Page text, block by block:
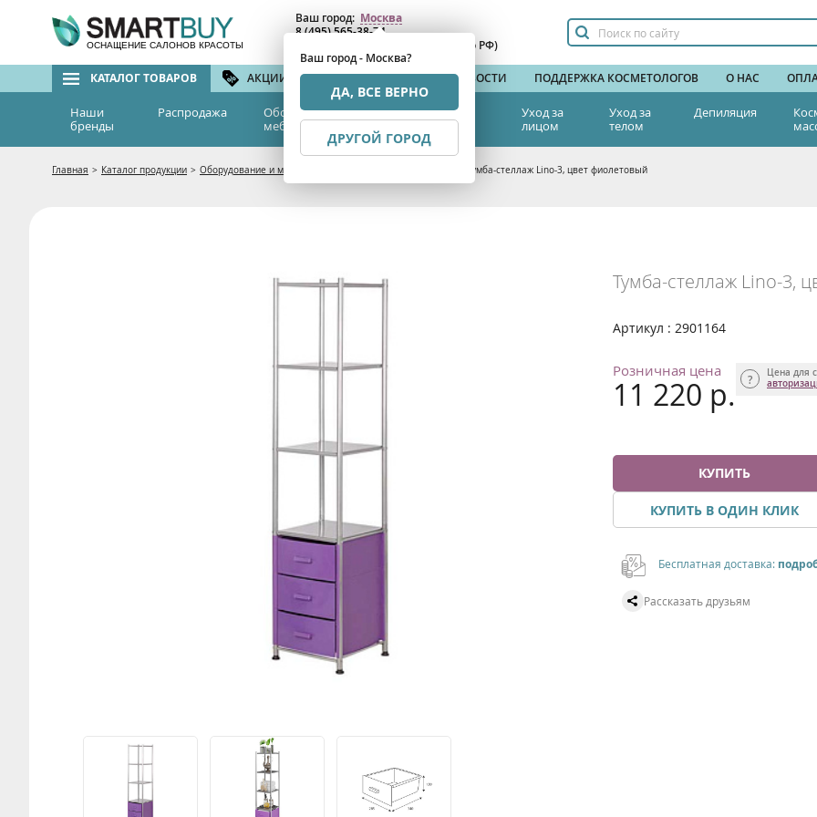
ОСНАЩЕНИЕ САЛОНОВ КРАСОТЫ
Ваш город: Москва
Ваш город - Москва?
ДА, ВСЕ ВЕРНО
ДРУГОЙ ГОРОД
8 (495) 565-38-74
(бесплатный по РФ)
КАТАЛОГ ТОВАРОВ АКЦИИ И СКИДКИ БРЕНДЫ НОВОСТИ ПОДДЕРЖКА КОСМЕТОЛОГОВ О НАС
Наши
бренды
Распродажа
Оборудование и
мебель
Эстетическая
медицина
Уход за
лицом
Уход за
телом
Депиляция
Главная > Каталог продукции > Оборудование и мебель Тумба-стеллаж Lino-3, цвет фиолетовый
Тумба-стеллаж Lino-3,
Артикул : 2901164
Розничная цена
11 220 р.
Цена для
КУПИТЬ
КУПИТЬ В ОДИН КЛИК
Бесплатная доставка:
Рассказать друзьям